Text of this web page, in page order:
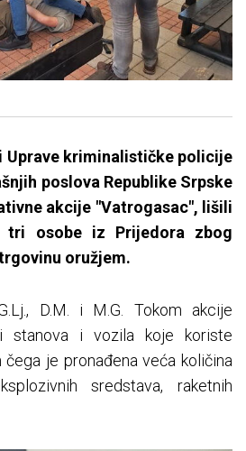
Uprave kriminalističke policije
poslova Republike Srpske
akcije "Vatrogasac", lišili
tri osobe iz Prijedora zbog
oružjem.
D.M. i M.G. Tokom akcije
stanova i vozila koje koriste
čega je pronađena veća količina
sredstava, raketnih